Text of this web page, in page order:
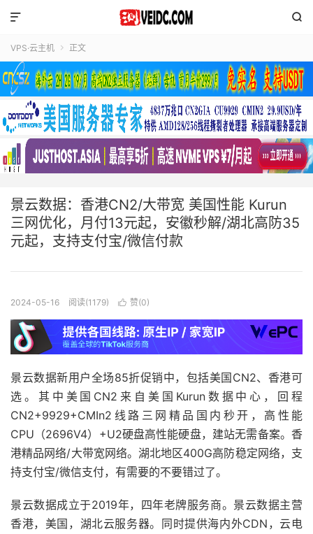


VPS·云主机  正文
景云数据：香港CN2/大带宽 美国性能 Kurun
三网优化，月付13元起，安徽秒解/湖北高防35
元起，支持支付宝/微信付款
2024-05-16 阅读(1179)  赞(0)
景云数据新用户全场85折促销中，包括美国CN2、香港可
选。其中美国CN2来自美国Kurun数据中心，回程
CN2+9929+CMIn2线路三网精品国内秒开，高性能
CPU（2696V4）+U2硬盘高性能硬盘，建站无需备案。香
港精品网络/大带宽网络。湖北地区400G高防稳定网络，支
持支付宝/微信支付，有需要的不要错过了。
景云数据成立于2019年，四年老牌服务商。景云数据主营
香港，美国，湖北云服务器。同时提供海内外CDN，云电